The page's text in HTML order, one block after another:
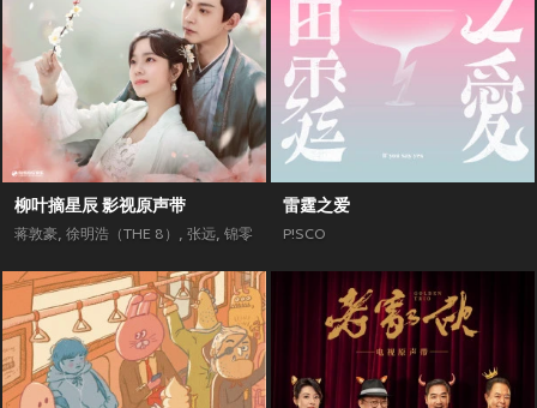
柳叶摘星辰 影视原声带
蒋敦豪, 徐明浩（THE 8） , 张远, 锦零
雷霆之爱
P!SCO